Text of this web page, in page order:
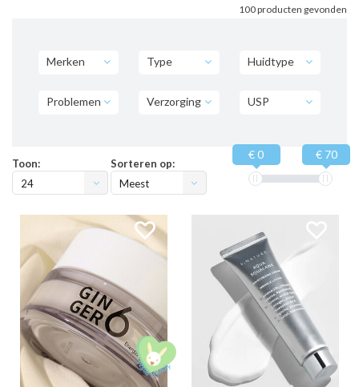
100 producten gevonden
Merken Type Huidtype
Problemen Verzorging USP
Toon:
24
Sorteren op:
Meest
€ 0 € 70